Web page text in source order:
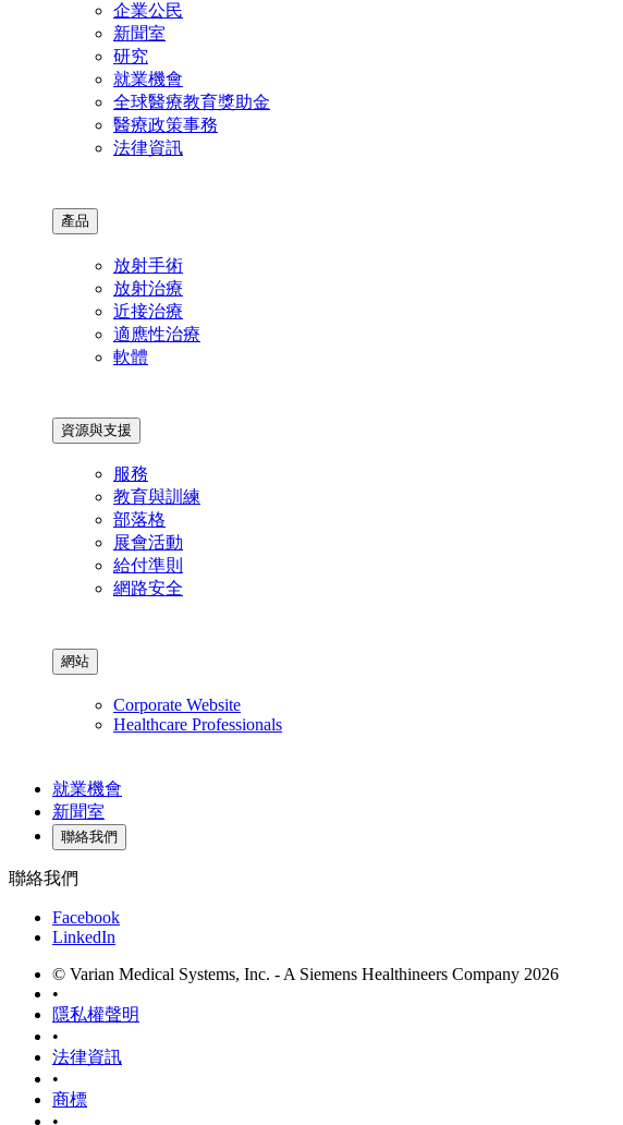
企業公民
新聞室
研究
就業機會
全球醫療教育獎助金
醫療政策事務
法律資訊
產品
放射手術
放射治療
近接治療
適應性治療
軟體
資源與支援
服務
教育與訓練
部落格
展會活動
給付準則
網路安全
網站
Corporate Website
Healthcare Professionals
就業機會
新聞室
聯絡我們
聯絡我們
Facebook
LinkedIn
© Varian Medical Systems, Inc. - A Siemens Healthineers Company 2026
•
隱私權聲明
•
法律資訊
•
商標
•